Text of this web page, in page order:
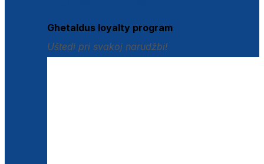
Ghetaldus loyalty program
Uštedi pri svakoj narudžbi!